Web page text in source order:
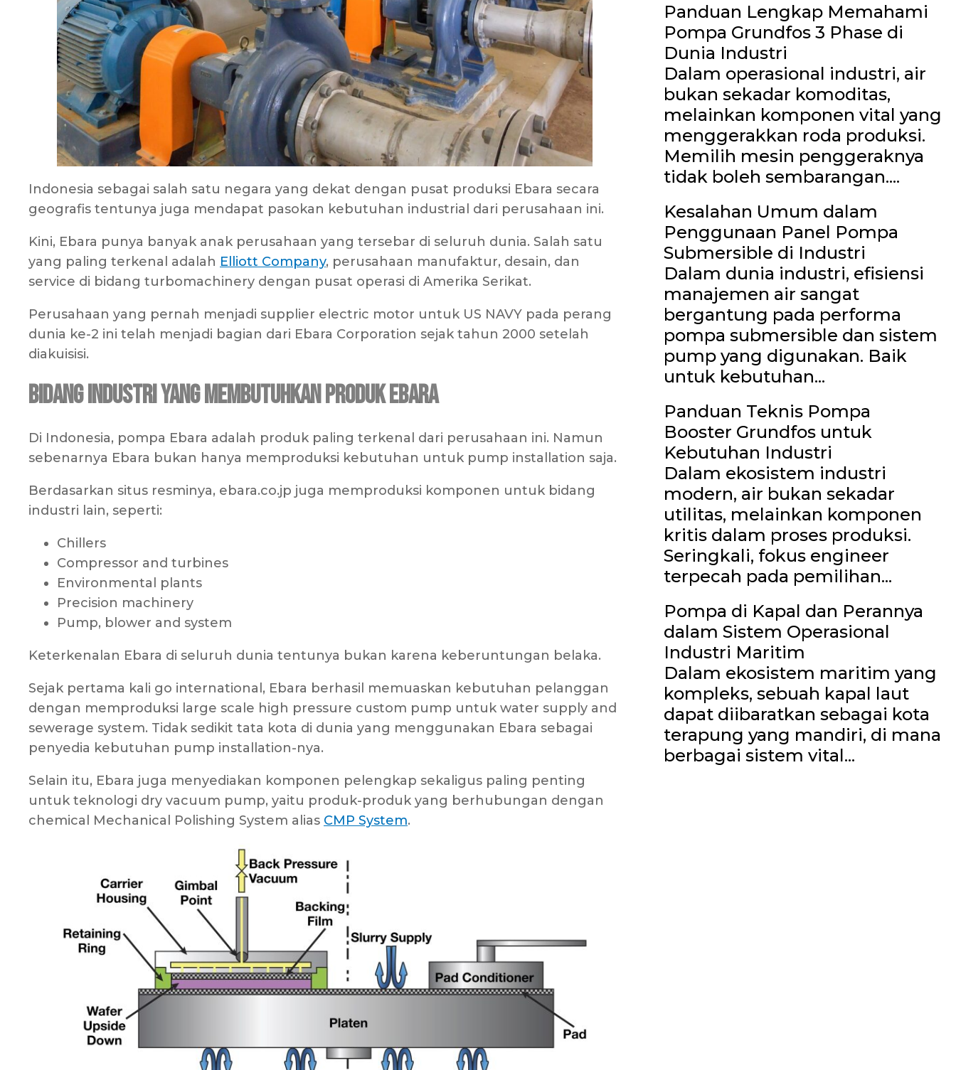
Indonesia sebagai salah satu negara yang dekat dengan pusat produksi Ebara secara
geografis tentunya juga mendapat pasokan kebutuhan industrial dari perusahaan ini.
Kini, Ebara punya banyak anak perusahaan yang tersebar di seluruh dunia. Salah satu
yang paling terkenal adalah Elliott Company, perusahaan manufaktur, desain, dan
service di bidang turbomachinery dengan pusat operasi di Amerika Serikat.
Perusahaan yang pernah menjadi supplier electric motor untuk US NAVY pada perang
dunia ke-2 ini telah menjadi bagian dari Ebara Corporation sejak tahun 2000 setelah
diakuisisi.
Bidang Industri yang Membutuhkan Produk Ebara
Di Indonesia, pompa Ebara adalah produk paling terkenal dari perusahaan ini. Namun
sebenarnya Ebara bukan hanya memproduksi kebutuhan untuk pump installation saja.
Berdasarkan situs resminya, ebara.co.jp juga memproduksi komponen untuk bidang
industri lain, seperti:
Chillers
Compressor and turbines
Environmental plants
Precision machinery
Pump, blower and system
Keterkenalan Ebara di seluruh dunia tentunya bukan karena keberuntungan belaka.
Sejak pertama kali go international, Ebara berhasil memuaskan kebutuhan pelanggan
dengan memproduksi large scale high pressure custom pump untuk water supply and
sewerage system. Tidak sedikit tata kota di dunia yang menggunakan Ebara sebagai
penyedia kebutuhan pump installation-nya.
Selain itu, Ebara juga menyediakan komponen pelengkap sekaligus paling penting
untuk teknologi dry vacuum pump, yaitu produk-produk yang berhubungan dengan
chemical Mechanical Polishing System alias CMP System.
Panduan Lengkap Memahami
Pompa Grundfos 3 Phase di
Dunia Industri
Dalam operasional industri, air
bukan sekadar komoditas,
melainkan komponen vital yang
menggerakkan roda produksi.
Memilih mesin penggeraknya
tidak boleh sembarangan....
Kesalahan Umum dalam
Penggunaan Panel Pompa
Submersible di Industri
Dalam dunia industri, efisiensi
manajemen air sangat
bergantung pada performa
pompa submersible dan sistem
pump yang digunakan. Baik
untuk kebutuhan...
Panduan Teknis Pompa
Booster Grundfos untuk
Kebutuhan Industri
Dalam ekosistem industri
modern, air bukan sekadar
utilitas, melainkan komponen
kritis dalam proses produksi.
Seringkali, fokus engineer
terpecah pada pemilihan...
Pompa di Kapal dan Perannya
dalam Sistem Operasional
Industri Maritim
Dalam ekosistem maritim yang
kompleks, sebuah kapal laut
dapat diibaratkan sebagai kota
terapung yang mandiri, di mana
berbagai sistem vital...